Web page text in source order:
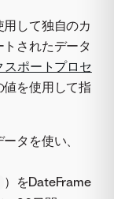
して独自のカ
されたデータ
スポートプロセ
値を使用して指
タを使い、
）をDateFrame